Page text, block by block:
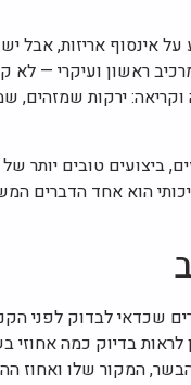
על אינסוף אריזות, אבל
ראשון ועיקרי —
ירקות שמזהים,
ביצועים טובים יותר
הוא אחד הדברים
שכדאי לבדוק לפני
בדיוק כמה אחוזי
המקור שלו ואחוז